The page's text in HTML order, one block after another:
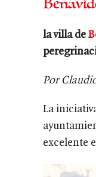
la villa de
Por
La
excelente